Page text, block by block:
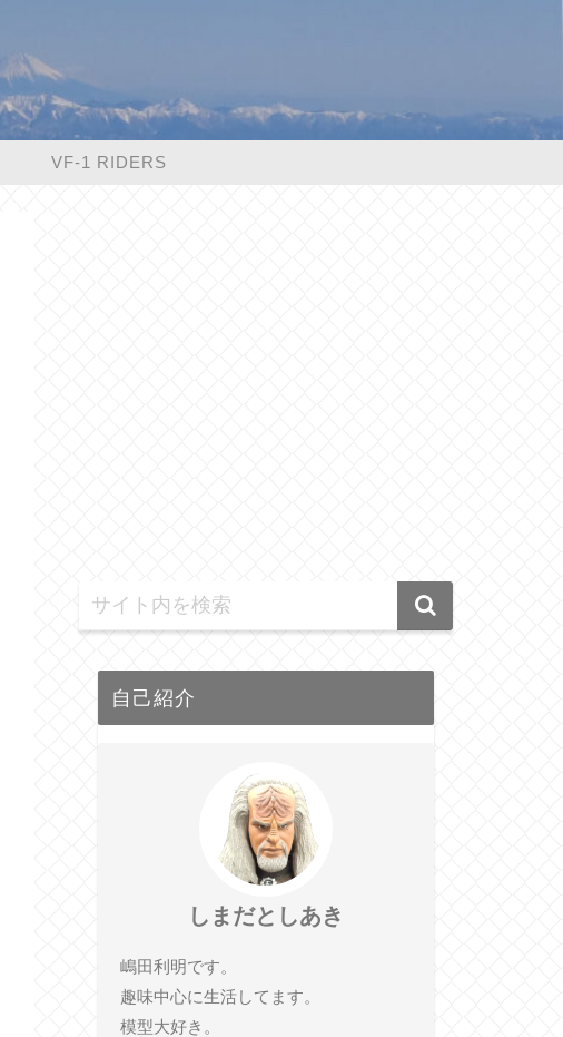
VF-1 RIDERS
自己紹介
しまだとしあき
嶋田利明です。
趣味中心に生活してます。
模型大好き。